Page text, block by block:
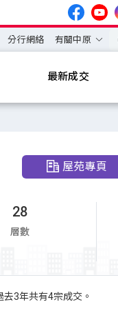
分行網絡 有關中原
最新成交
屋苑專頁
28
層數
3年共有4宗成交。